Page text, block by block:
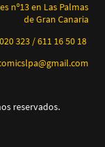
nº13 en Las Palmas
de Gran Canaria
323 / 611 16 50 18
reservados.